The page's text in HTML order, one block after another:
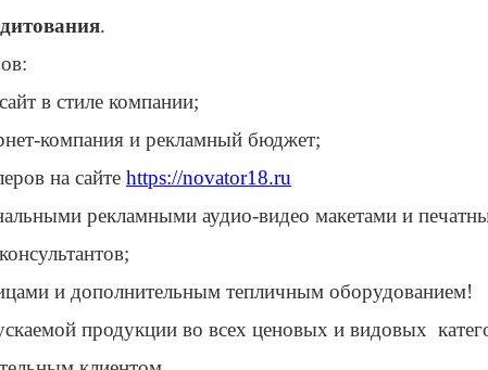
.
в стиле компании;
компания и рекламный бюджет;
на сайте https://novator18.ru
рекламными аудио-видео макетами и
и дополнительным тепличным оборудованием!
продукции во всех ценовых и видовых